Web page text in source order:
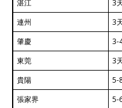
湛江
3
連州
3
肇慶
3-
東莞
3
貴陽
5-
張家界
5-